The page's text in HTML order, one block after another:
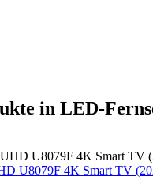
in LED-
U8079F 4K Smart TV